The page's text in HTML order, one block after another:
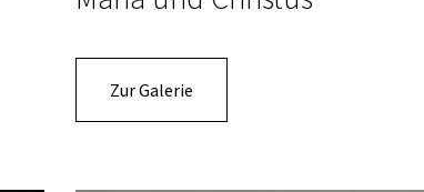
Zur Galerie